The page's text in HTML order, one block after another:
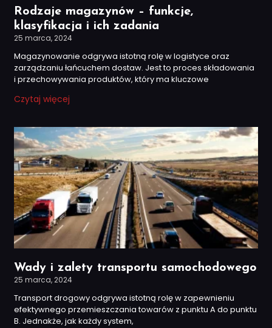
Rodzaje magazynów – funkcje,
klasyfikacja i ich zadania
25 marca, 2024
Magazynowanie odgrywa istotną rolę w logistyce oraz
zarządzaniu łańcuchem dostaw. Jest to proces składowania
i przechowywania produktów, który ma kluczowe
Czytaj więcej
Wady i zalety transportu samochodowego
25 marca, 2024
Transport drogowy odgrywa istotną rolę w zapewnieniu
efektywnego przemieszczania towarów z punktu A do punktu
B. Jednakże, jak każdy system,